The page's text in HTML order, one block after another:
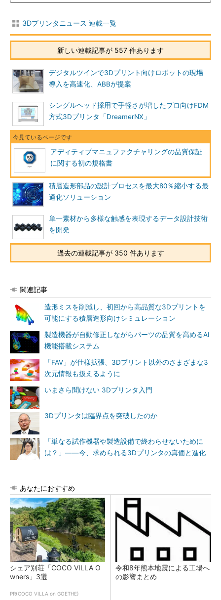
3Dプリンタニュース 連載一覧
新しい連載記事が 557 件あります
デジタルツインで3Dプリント向けロボットの現場
導入を高速化、ABBが提案
シングルヘッド採用で手軽さが増したプロ向けFDM
方式3Dプリンタ「DreamerNX」
アディティブマニュファクチャリングの品質保証
に関する初の規格書
積層造形部品の設計プロセスを最大80％縮小する最
適化ソリューション
単一素材から多様な触感を表現するデータ設計技術
を開発
過去の連載記事が 350 件あります
関連記事
造形ミスを削減し、初回から高品質な3Dプリントを
可能にする積層造形向けシミュレーション
製造機器が自動修正しながらパーツの品質を高めるAI
機能搭載システム
「FAV」が仕様拡張、3Dプリント以外のさまざまな3
次元情報も扱えるように
いまさら聞けない 3Dプリンタ入門
3Dプリンタは臨界点を突破したのか
「単なる試作機器や製造設備で終わらせないために
は？」――今、求められる3Dプリンタの真価と進化
あなたにおすすめ
シェア別荘「COCO VILLA O
wners」3選
PR(COCO VILLA on GOETHE)
令和8年熊本地震による工場へ
の影響まとめ